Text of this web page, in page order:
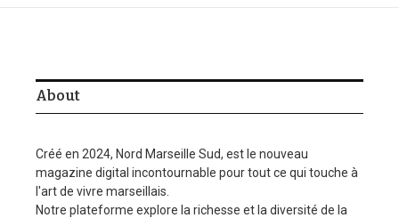
About
Créé en 2024, Nord Marseille Sud, est le nouveau
magazine digital incontournable pour tout ce qui touche à
l'art de vivre marseillais.
Notre plateforme explore la richesse et la diversité de la